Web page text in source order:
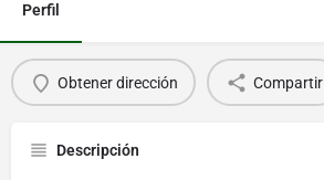
Perfil
Obtener dirección Compartir
Descripción